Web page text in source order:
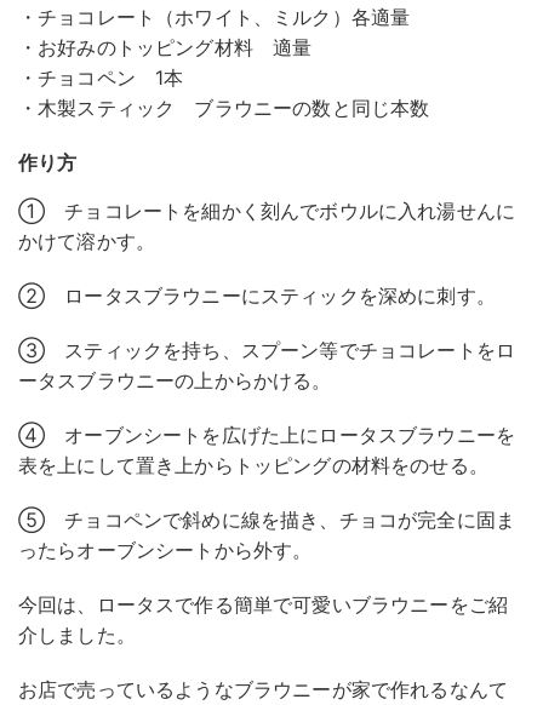
・チョコレート（ホワイト、ミルク）各適量
・お好みのトッピング材料 適量
・チョコペン 1本
・木製スティック ブラウニーの数と同じ本数
作り方
① チョコレートを細かく刻んでボウルに入れ湯せんに
かけて溶かす。
② ロータスブラウニーにスティックを深めに刺す。
➂ スティックを持ち、スプーン等でチョコレートをロ
ータスブラウニーの上からかける。
④ オーブンシートを広げた上にロータスブラウニーを
表を上にして置き上からトッピングの材料をのせる。
⑤ チョコペンで斜めに線を描き、チョコが完全に固ま
ったらオーブンシートから外す。
今回は、ロータスで作る簡単で可愛いブラウニーをご紹
介しました。
お店で売っているようなブラウニーが家で作れるなんて